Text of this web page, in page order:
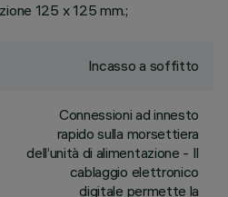
125 x 125 mm.;
Incasso a soffitto
Connessioni ad innesto
rapido sulla morsettiera
dell’unità di alimentazione - Il
cablaggio elettronico
digitale permette la